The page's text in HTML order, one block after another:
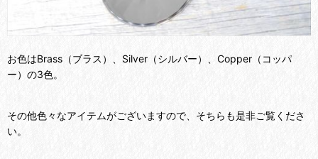
お色はBrass（ブラス）、Silver（シルバー）、Copper（コッパ
ー）の3色。
その他色々なアイテムがございますので、そちらも是非ご覧くださ
い。